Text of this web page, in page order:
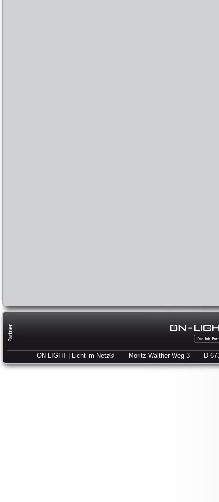
ON-LIGHT | Licht im Netz® — Moritz-Walther-Weg 3 — D-